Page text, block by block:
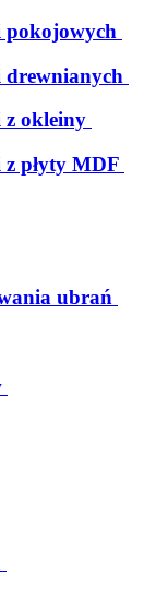
pokojowych
okleiny
płyty MDF
ubrań